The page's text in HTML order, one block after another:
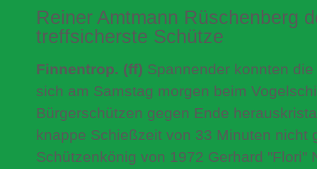
Reiner Amtmann Rüschenberg
treffsicherste Schütze
Finnentrop. (ff) Spannender konnten
sich am Samstag morgen beim
Bürgerschützen gegen Ende
knappe Schießzeit von 33 Minuten nicht
Schützenkönig von 1972 Gerhard "Flori"